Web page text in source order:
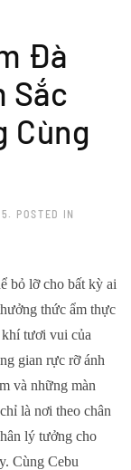
Đà
Sắc
Cùng
. POSTED IN
bỏ lỡ cho bất kỳ ai
thức ẩm thực
tươi vui của
gian rực rỡ ánh
và những màn
là nơi theo chân
lý tưởng cho
Cùng Cebu